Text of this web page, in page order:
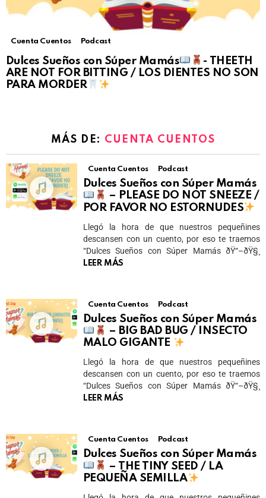
Cuenta Cuentos Podcast
Dulces Sueños con Súper Mamás
- THEETH
ARE NOT FOR BITTING / LOS DIENTES NO SON
PARA MORDER
MÁS DE: CUENTA CUENTOS
Cuenta Cuentos Podcast
Dulces Sueños con Súper Mamás
– PLEASE DO NOT SNEEZE /
POR FAVOR NO ESTORNUDES
Llegó la hora de que nuestros pequeñines
descansen con un cuento, por eso te traemos
“Dulces Sueños con Súper Mamás ðŸ“–ðŸ§¸
LEER MÁS
Cuenta Cuentos Podcast
Dulces Sueños con Súper Mamás
– BIG BAD BUG / INSECTO
MALO GIGANTE
Llegó la hora de que nuestros pequeñines
descansen con un cuento, por eso te traemos
“Dulces Sueños con Súper Mamás ðŸ“–ðŸ§¸
LEER MÁS
Cuenta Cuentos Podcast
Dulces Sueños con Súper Mamás
– THE TINY SEED / LA
PEQUEÑA SEMILLA